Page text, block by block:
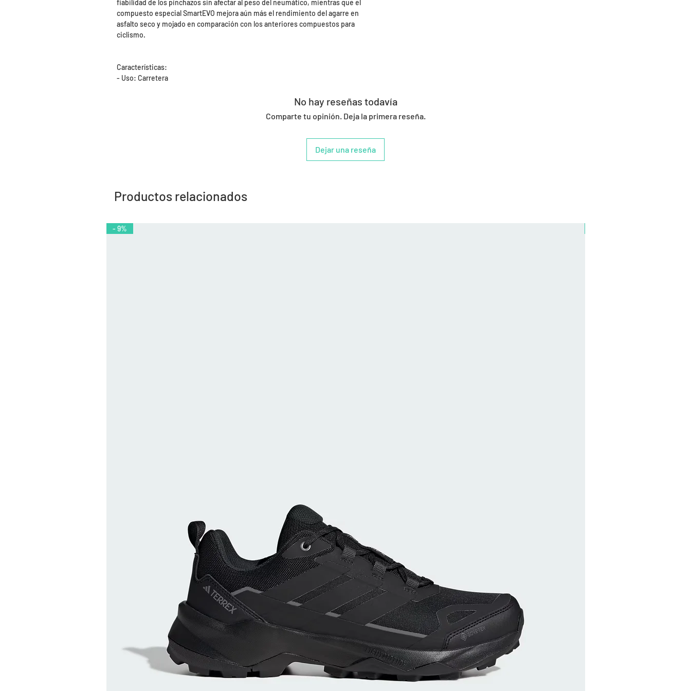
fiabilidad de los pinchazos sin afectar al peso del neumático, mientras que el
compuesto especial SmartEVO mejora aún más el rendimiento del agarre en
asfalto seco y mojado en comparación con los anteriores compuestos para
ciclismo.
Características:
- Uso: Carretera
No hay reseñas todavía
Comparte tu opinión. Deja la primera reseña.
Dejar una reseña
Productos relacionados
- 9%